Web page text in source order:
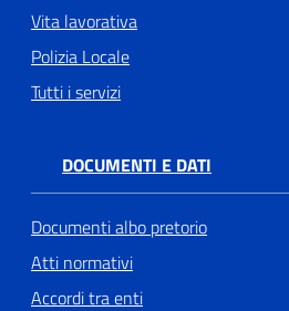
Vita lavorativa
Polizia Locale
Tutti i servizi
DOCUMENTI E DATI
Documenti albo pretorio
Atti normativi
Accordi tra enti